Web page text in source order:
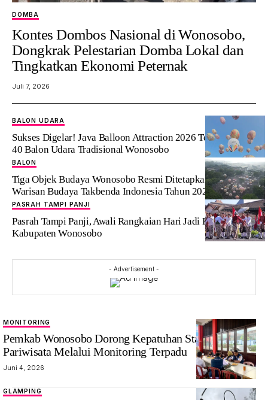
DOMBA
Kontes Dombos Nasional di Wonosobo,
Dongkrak Pelestarian Domba Lokal dan
Tingkatkan Ekonomi Peternak
Juli 7, 2026
BALON UDARA
Sukses Digelar! Java Balloon Attraction 2026 Terbangkan
40 Balon Udara Tradisional Wonosobo
BALON
‎Tiga Objek Budaya Wonosobo Resmi Ditetapkan sebagai
Warisan Budaya Takbenda Indonesia Tahun 2026
PASRAH TAMPI PANJI
Pasrah Tampi Panji, Awali Rangkaian Hari Jadi Ke-201
Kabupaten Wonosobo
- Advertisement -
MONITORING
Pemkab Wonosobo Dorong Kepatuhan Standar Usaha
Pariwisata Melalui Monitoring Terpadu
Juni 4, 2026
GLAMPING